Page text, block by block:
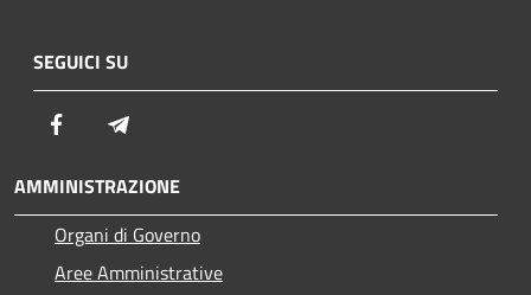
SEGUICI SU
Facebook
AMMINISTRAZIONE
Organi di Governo
Aree Amministrative